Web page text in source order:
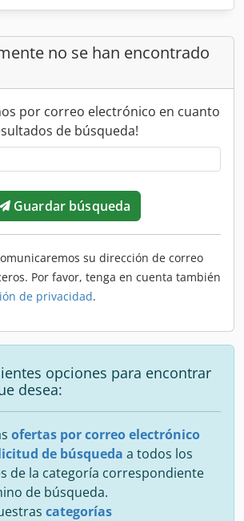
no se han encontrado
por correo electrónico en cuanto
de búsqueda!
Guardar búsqueda
su dirección de correo
Por favor, tenga en cuenta también
de privacidad.
opciones para encontrar
desea:
ofertas por correo electrónico
de búsqueda a todos los
de la categoría correspondiente
de búsqueda.
categorías